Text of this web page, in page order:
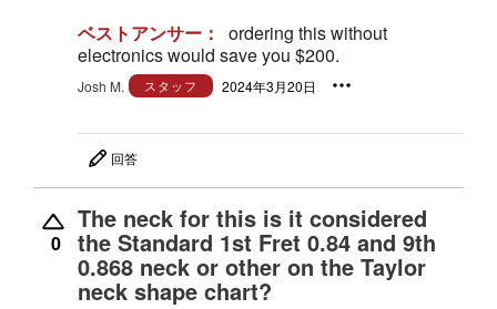
ベストアンサー：
ordering this without
electronics would save you $200.
Josh M. スタッフ 2024年3月20日
回答
0
The neck for this is it considered
the Standard 1st Fret 0.84 and 9th
0.868 neck or other on the Taylor
neck shape chart?